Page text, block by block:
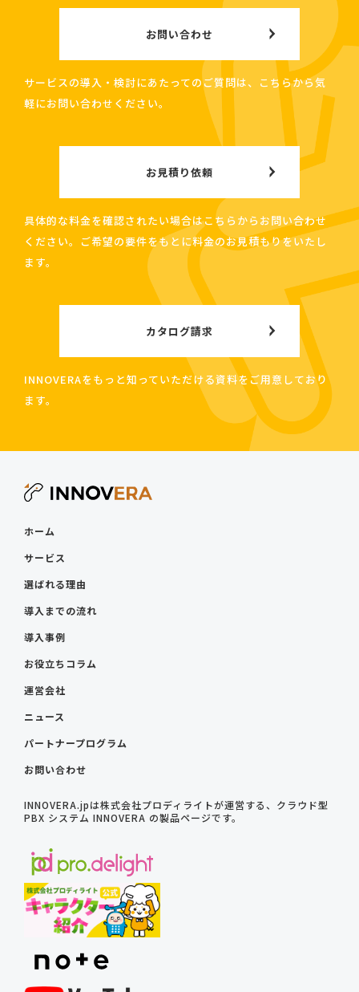
お問い合わせ
サービスの導入・検討にあたってのご質問は、こちらから気
軽にお問い合わせください。
お見積り依頼
具体的な料金を確認されたい場合はこちらからお問い合わせ
ください。ご希望の要件をもとに料金のお見積もりをいたし
ます。
カタログ請求
INNOVERAをもっと知っていただける資料をご用意しており
ます。
ホーム
サービス
選ばれる理由
導入までの流れ
導入事例
お役立ちコラム
運営会社
ニュース
パートナープログラム
お問い合わせ
INNOVERA.jpは株式会社プロディライトが運営する、クラウド型
PBX システム INNOVERA の製品ページです。